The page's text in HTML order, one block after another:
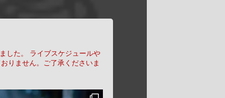
した。
ライブスケジュールや
りません。ご了承くださいま